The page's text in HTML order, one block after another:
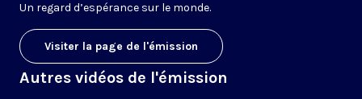
Un regard d’espérance sur le monde.
Visiter la page de l'émission
Autres vidéos de l'émission